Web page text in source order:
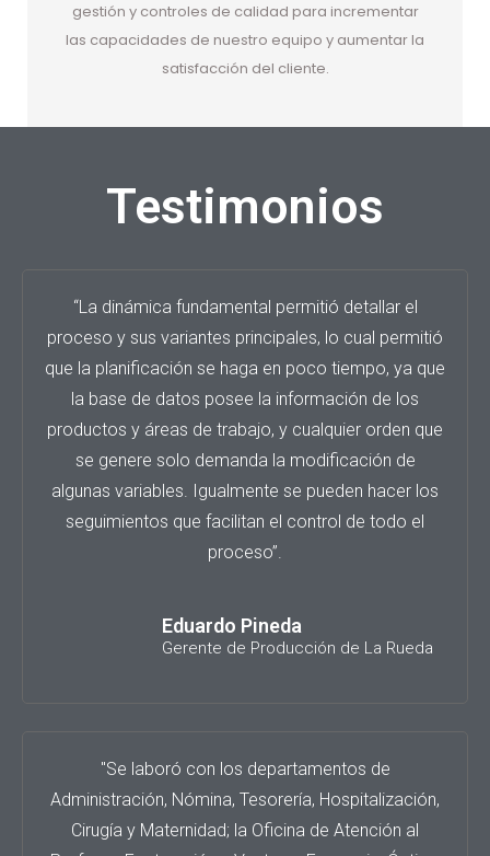
gestión y controles de calidad para incrementar
las capacidades de nuestro equipo y aumentar la
satisfacción del cliente.
Testimonios
“La dinámica fundamental permitió detallar el
proceso y sus variantes principales, lo cual permitió
que la planificación se haga en poco tiempo, ya que
la base de datos posee la información de los
productos y áreas de trabajo, y cualquier orden que
se genere solo demanda la modificación de
algunas variables. Igualmente se pueden hacer los
seguimientos que facilitan el control de todo el
proceso”.
Eduardo Pineda
Gerente de Producción de La Rueda
"Se laboró con los departamentos de
Administración, Nómina, Tesorería, Hospitalización,
Cirugía y Maternidad; la Oficina de Atención al